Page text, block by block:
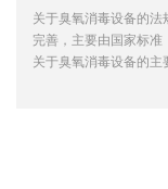
关于臭氧消毒设备的
完善，主要由国家标
关于臭氧消毒设备的主